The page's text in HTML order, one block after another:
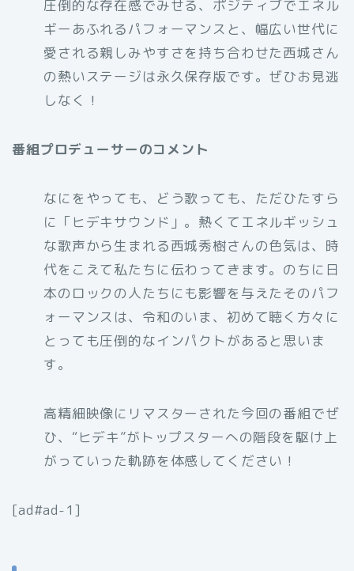
圧倒的な存在感でみせる、ポジティブでエネル
ギーあふれるパフォーマンスと、幅広い世代に
愛される親しみやすさを持ち合わせた西城さん
の熱いステージは永久保存版です。ぜひお見逃
しなく！
番組プロデューサーのコメント
なにをやっても、どう歌っても、ただひたすら
に「ヒデキサウンド」。熱くてエネルギッシュ
な歌声から生まれる西城秀樹さんの色気は、時
代をこえて私たちに伝わってきます。のちに日
本のロックの人たちにも影響を与えたそのパフ
ォーマンスは、令和のいま、初めて聴く方々に
とっても圧倒的なインパクトがあると思いま
す。
高精細映像にリマスターされた今回の番組でぜ
ひ、“ヒデキ”がトップスターへの階段を駆け上
がっていった軌跡を体感してください！
[ad#ad-1]